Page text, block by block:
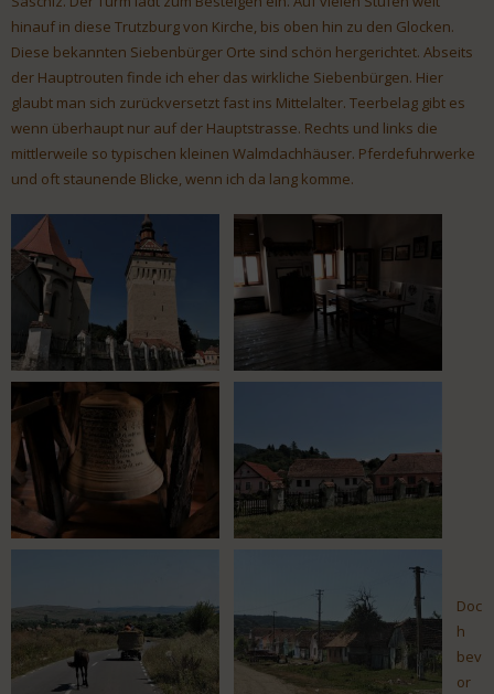
hinauf in diese Trutzburg von Kirche, bis oben hin zu den Glocken.
Diese bekannten Siebenbürger Orte sind schön hergerichtet. Abseits
der Hauptrouten finde ich eher das wirkliche Siebenbürgen. Hier
glaubt man sich zurückversetzt fast ins Mittelalter. Teerbelag gibt es
wenn überhaupt nur auf der Hauptstrasse. Rechts und links die
mittlerweile so typischen kleinen Walmdachhäuser. Pferdefuhrwerke
und oft staunende Blicke, wenn ich da lang komme.
Doc
h
bev
or